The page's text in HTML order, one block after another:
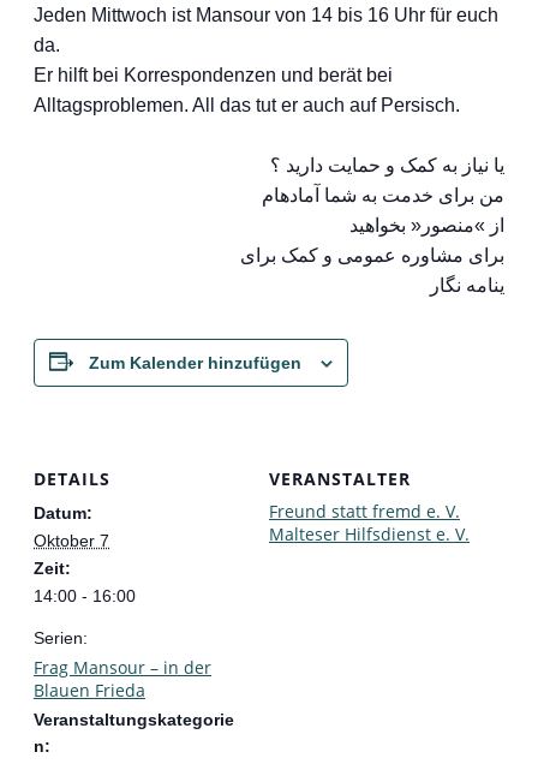
Jeden Mittwoch ist Mansour von 14 bis 16 Uhr für euch
da.
Er hilft bei Korrespondenzen und berät bei
Alltagsproblemen. All das tut er auch auf Persisch.
یا نیاز به کمک و حمایت دارید ؟
من برای خدمت به شما آمادهام
از »منصور« بخواهید
برای مشاوره عمومی و کمک برای
ینامه نگار
Zum Kalender hinzufügen
DETAILS
Datum:
Oktober 7
Zeit:
14:00 - 16:00
Serien:
Frag Mansour – in der
Blauen Frieda
Veranstaltungskategorie
n:
VERANSTALTER
Freund statt fremd e. V.
Malteser Hilfsdienst e. V.